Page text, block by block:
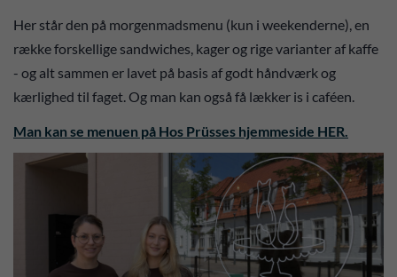
Her står den på morgenmadsmenu (kun i weekenderne), en
række forskellige sandwiches, kager og rige varianter af kaffe
- og alt sammen er lavet på basis af godt håndværk og
kærlighed til faget. Og man kan også få lækker is i caféen.
Man kan se menuen på Hos Prüsses hjemmeside HER.